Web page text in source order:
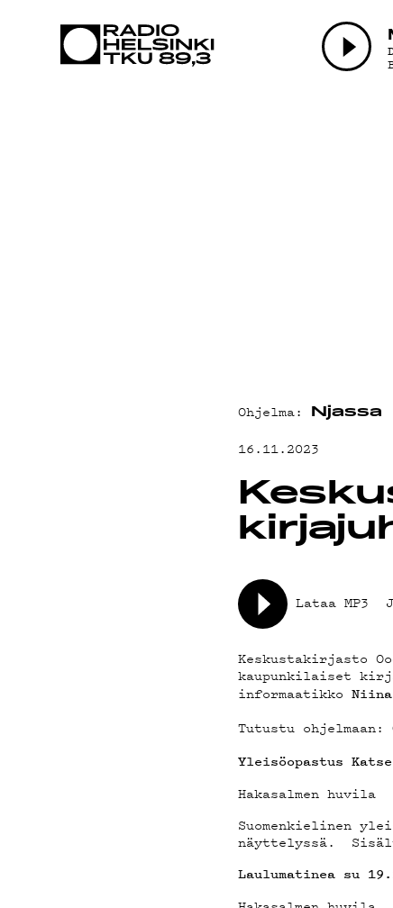
ON-
Ohjelma: Njassa
16.11.2023
Lataa MP3
Keskustakirjasto
kaupunkilaiset
informaatikko
Tutustu ohjelmaan:
Yleisöopastus
Hakasalmen huvila
Suomenkielinen
näyttelyssä.
Laulumatinea su